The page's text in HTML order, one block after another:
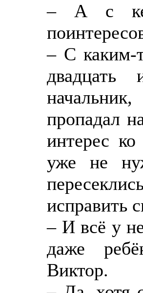
– А с
– С каким-
двадцать
пропадал
интерес
уже не
исправить
– И всё у
даже
Виктор.